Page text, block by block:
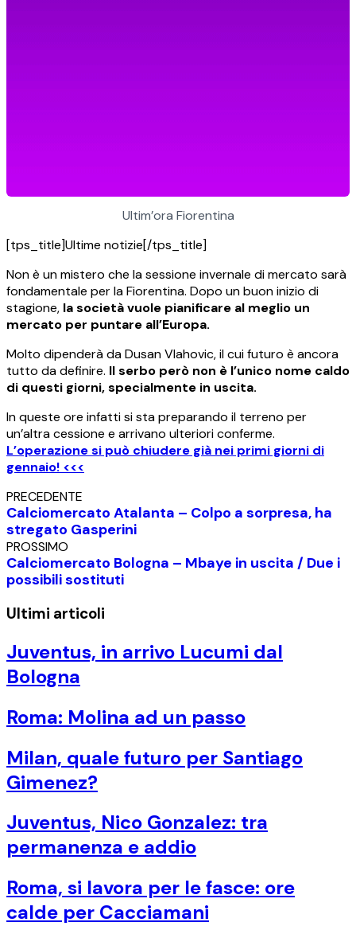
Ultim’ora Fiorentina
[tps_title]Ultime notizie[/tps_title]
Non è un mistero che la sessione invernale di mercato sarà
fondamentale per la Fiorentina. Dopo un buon inizio di
stagione, la società vuole pianificare al meglio un
mercato per puntare all’Europa.
Molto dipenderà da Dusan Vlahovic, il cui futuro è ancora
tutto da definire. Il serbo però non è l’unico nome caldo
di questi giorni, specialmente in uscita.
In queste ore infatti si sta preparando il terreno per
un’altra cessione e arrivano ulteriori conferme.
L’operazione si può chiudere già nei primi giorni di
gennaio! <<<
PRECEDENTE
Calciomercato Atalanta – Colpo a sorpresa, ha
stregato Gasperini
PROSSIMO
Calciomercato Bologna – Mbaye in uscita / Due i
possibili sostituti
Ultimi articoli
Juventus, in arrivo Lucumi dal
Bologna
Roma: Molina ad un passo
Milan, quale futuro per Santiago
Gimenez?
Juventus, Nico Gonzalez: tra
permanenza e addio
Roma, si lavora per le fasce: ore
calde per Cacciamani